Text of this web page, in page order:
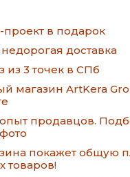
проект в подарок
доставка
из 3 точек в СПб
магазин ArtKera
опыт продавцов.
покажет общую
товаров!